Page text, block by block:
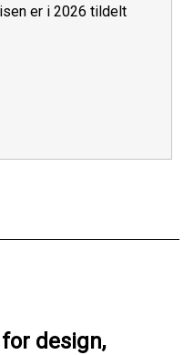
er i 2026 tildelt
design,